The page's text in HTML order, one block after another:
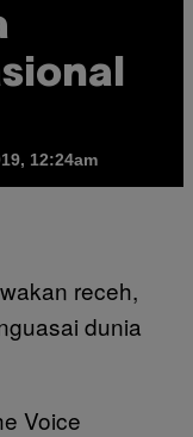
12:24am
receh,
dunia
Voice